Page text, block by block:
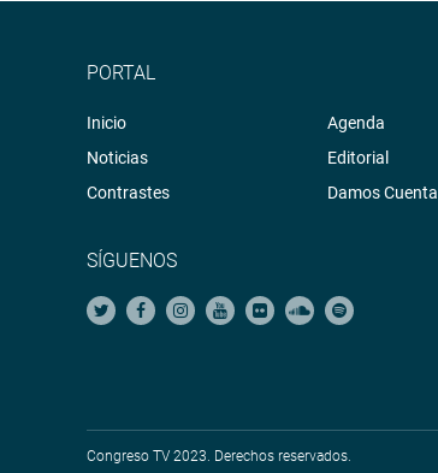
PORTAL
Inicio
Noticias
Contrastes
Agenda
Editorial
Damos Cuenta
SÍGUENOS
Congreso TV 2023. Derechos reservados.